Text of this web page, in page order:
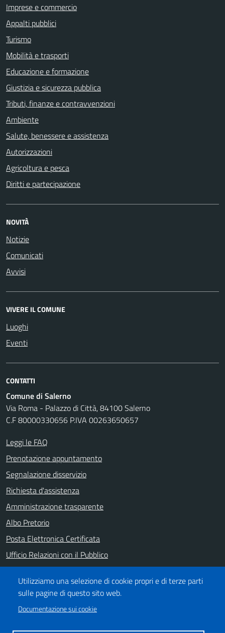
Utilizziamo una selezione di cookie propri e di terze parti
sulle pagine di questo sito web.
Documentazione sui cookie
Imprese e commercio
Appalti pubblici
Turismo
Mobilità e trasporti
Educazione e formazione
Giustizia e sicurezza pubblica
Tributi, finanze e contravvenzioni
Ambiente
Salute, benessere e assistenza
Autorizzazioni
Agricoltura e pesca
Diritti e partecipazione
NOVITÀ
Notizie
Comunicati
Avvisi
VIVERE IL COMUNE
Luoghi
Eventi
CONTATTI
Comune di Salerno
Via Roma - Palazzo di Città, 84100 Salerno
C.F 80000330656 P.IVA 00263650657
Leggi le FAQ
Prenotazione appuntamento
Segnalazione disservizio
Richiesta d'assistenza
Amministrazione trasparente
Albo Pretorio
Posta Elettronica Certificata
Ufficio Relazioni con il Pubblico
Note legali
Informativa privacy